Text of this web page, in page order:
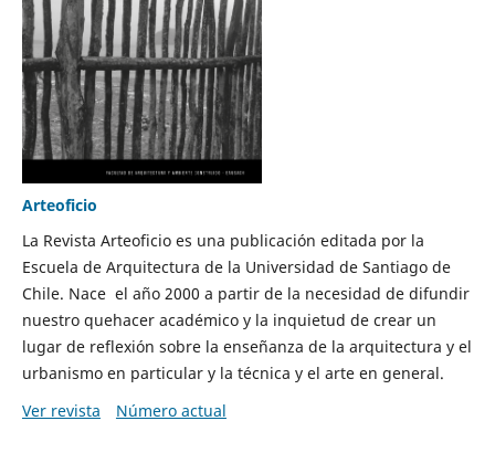
Arteoficio
La Revista Arteoficio es una publicación editada por la
Escuela de Arquitectura de la Universidad de Santiago de
Chile. Nace el año 2000 a partir de la necesidad de difundir
nuestro quehacer académico y la inquietud de crear un
lugar de reflexión sobre la enseñanza de la arquitectura y el
urbanismo en particular y la técnica y el arte en general.
Ver revista
Número actual